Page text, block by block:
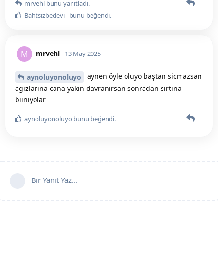
mrvehl bunu yanıtladı.
Bahtsizbedevi_ bunu beğendi.
M mrvehl 13 May 2025
aynoluyonoluyo
aynen öyle oluyo baştan sicmazsan
agizlarina cana yakın davranırsan sonradan sırtına
biiniyolar
aynoluyonoluyo bunu beğendi.
Bir Yanıt Yaz...